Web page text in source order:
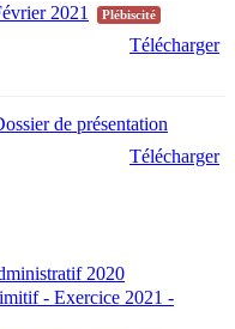
2021 Plébiscité
Télécharger
de présentation
Télécharger
2020
- Exercice 2021 -